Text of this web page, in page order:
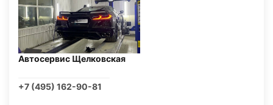
Автосервис Щелковская
+7 (495) 162-90-81